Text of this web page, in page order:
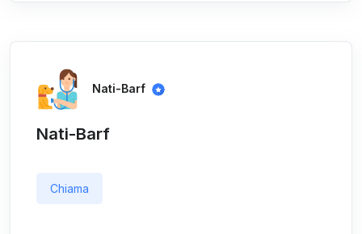
Nati-Barf
Nati-Barf
Chiama